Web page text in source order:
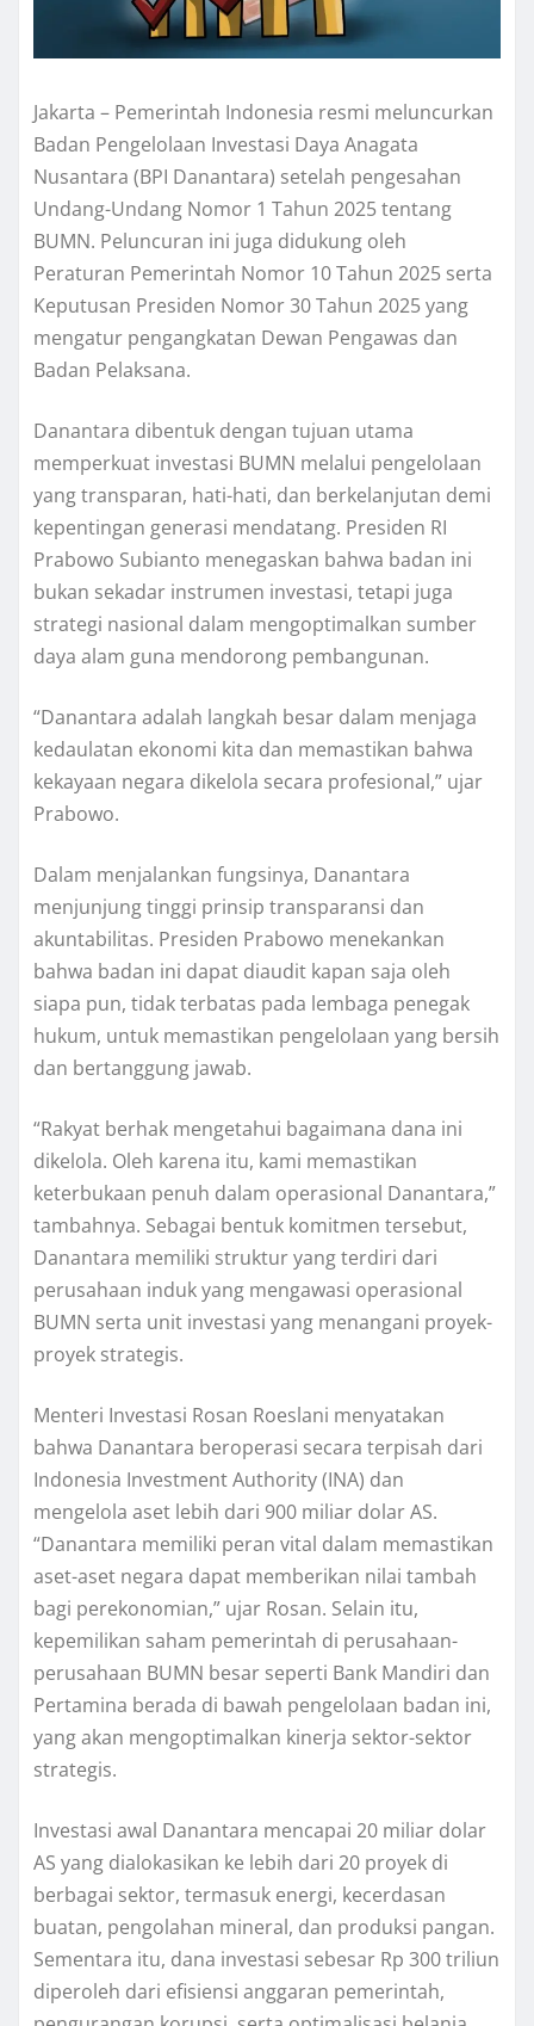
Jakarta – Pemerintah Indonesia resmi meluncurkan
Badan Pengelolaan Investasi Daya Anagata
Nusantara (BPI Danantara) setelah pengesahan
Undang-Undang Nomor 1 Tahun 2025 tentang
BUMN. Peluncuran ini juga didukung oleh
Peraturan Pemerintah Nomor 10 Tahun 2025 serta
Keputusan Presiden Nomor 30 Tahun 2025 yang
mengatur pengangkatan Dewan Pengawas dan
Badan Pelaksana.
Danantara dibentuk dengan tujuan utama
memperkuat investasi BUMN melalui pengelolaan
yang transparan, hati-hati, dan berkelanjutan demi
kepentingan generasi mendatang. Presiden RI
Prabowo Subianto menegaskan bahwa badan ini
bukan sekadar instrumen investasi, tetapi juga
strategi nasional dalam mengoptimalkan sumber
daya alam guna mendorong pembangunan.
“Danantara adalah langkah besar dalam menjaga
kedaulatan ekonomi kita dan memastikan bahwa
kekayaan negara dikelola secara profesional,” ujar
Prabowo.
Dalam menjalankan fungsinya, Danantara
menjunjung tinggi prinsip transparansi dan
akuntabilitas. Presiden Prabowo menekankan
bahwa badan ini dapat diaudit kapan saja oleh
siapa pun, tidak terbatas pada lembaga penegak
hukum, untuk memastikan pengelolaan yang bersih
dan bertanggung jawab.
“Rakyat berhak mengetahui bagaimana dana ini
dikelola. Oleh karena itu, kami memastikan
keterbukaan penuh dalam operasional Danantara,”
tambahnya. Sebagai bentuk komitmen tersebut,
Danantara memiliki struktur yang terdiri dari
perusahaan induk yang mengawasi operasional
BUMN serta unit investasi yang menangani proyek-
proyek strategis.
Menteri Investasi Rosan Roeslani menyatakan
bahwa Danantara beroperasi secara terpisah dari
Indonesia Investment Authority (INA) dan
mengelola aset lebih dari 900 miliar dolar AS.
“Danantara memiliki peran vital dalam memastikan
aset-aset negara dapat memberikan nilai tambah
bagi perekonomian,” ujar Rosan. Selain itu,
kepemilikan saham pemerintah di perusahaan-
perusahaan BUMN besar seperti Bank Mandiri dan
Pertamina berada di bawah pengelolaan badan ini,
yang akan mengoptimalkan kinerja sektor-sektor
strategis.
Investasi awal Danantara mencapai 20 miliar dolar
AS yang dialokasikan ke lebih dari 20 proyek di
berbagai sektor, termasuk energi, kecerdasan
buatan, pengolahan mineral, dan produksi pangan.
Sementara itu, dana investasi sebesar Rp 300 triliun
diperoleh dari efisiensi anggaran pemerintah,